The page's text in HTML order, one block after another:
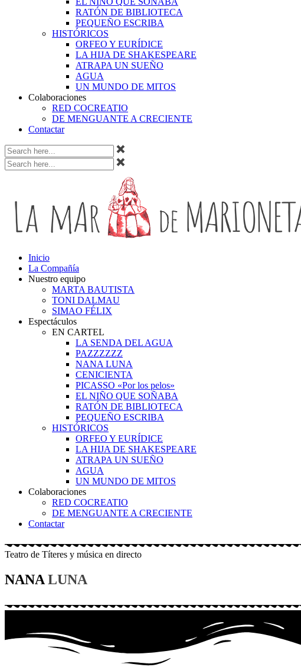
RATÓN DE BIBLIOTECA
PEQUEÑO ESCRIBA
HISTÓRICOS
ORFEO Y EURÍDICE
LA HIJA DE SHAKESPEARE
ATRAPA UN SUEÑO
AGUA
UN MUNDO DE MITOS
Colaboraciones
RED COCREATIO
DE MENGUANTE A CRECIENTE
Contactar
Inicio
La Compañía
Nuestro equipo
MARTA BAUTISTA
TONI DALMAU
SIMAO FÉLIX
Espectáculos
EN CARTEL
LA SENDA DEL AGUA
PAZZZZZZ
NANA LUNA
CENICIENTA
PICASSO «Por los pelos»
EL NIÑO QUE SOÑABA
RATÓN DE BIBLIOTECA
PEQUEÑO ESCRIBA
HISTÓRICOS
ORFEO Y EURÍDICE
LA HIJA DE SHAKESPEARE
ATRAPA UN SUEÑO
AGUA
UN MUNDO DE MITOS
Colaboraciones
RED COCREATIO
DE MENGUANTE A CRECIENTE
Contactar
Teatro de Títeres y música en directo
NANA LUNA